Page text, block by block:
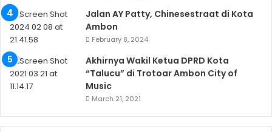
Jalan AY Patty, Chinesestraat di Kota
Ambon
February 8, 2024
Akhirnya Wakil Ketua DPRD Kota
“Talucu” di Trotoar Ambon City of
Music
March 21, 2021